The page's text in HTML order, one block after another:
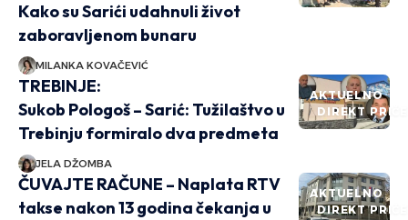
Kako su Sarići udahnuli život
zaboravljenom bunaru
MILANKA KOVAČEVIĆ
AKTUELNO
DIREKT PRIČE
TREBINJE:
Sukob Pologoš – Sarić: Tužilaštvo u
Trebinju formiralo dva predmeta
JELA DŽOMBA
AKTUELNO
DIREKT PRIČE
ČUVAJTE RAČUNE – Naplata RTV
takse nakon 13 godina čekanja u